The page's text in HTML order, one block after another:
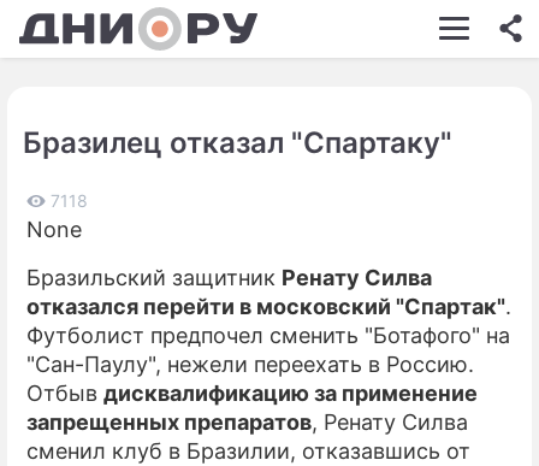
ШОУ-БИЗНЕС
КИНО
ЭКОНОМИКА
ПРОИСШЕСТВИЯ
СОННИК
СТИЛЬ ЖИЗНИ
Бразилец отказал "Спартаку"
7118
None
Бразильский защитник Ренату Силва
отказался перейти в московский "Спартак".
Футболист предпочел сменить "Ботафого" на
"Сан-Паулу", нежели переехать в Россию.
Отбыв дисквалификацию за применение
запрещенных препаратов, Ренату Силва
сменил клуб в Бразилии, отказавшись от